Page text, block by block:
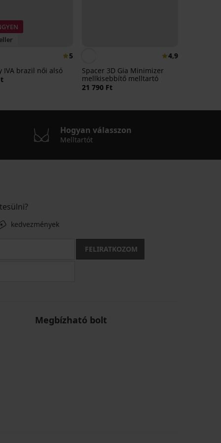
5
IVA brazil női alsó
4,9
Spacer 3D Gia Minimizer
mellkisebbítő melltartó
21 790 Ft
Hogyan válasszon
Melltartót
kedvezmények
FELIRATKOZOM
Megbízható bolt